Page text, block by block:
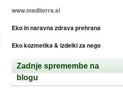
www.mediterra.si
Eko in naravna zdrava prehrana
Eko kozmetika & izdelki za nego
Zadnje spremembe na
blogu